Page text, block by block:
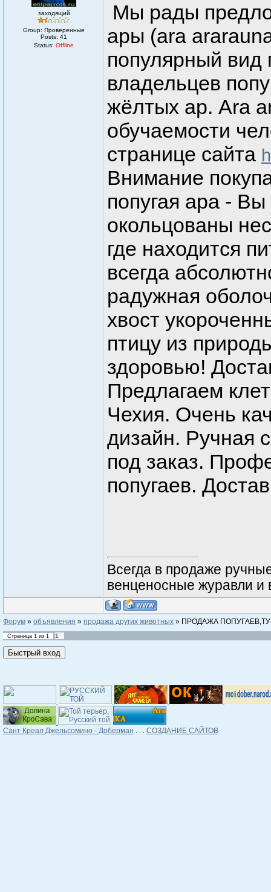
заходящий
Group: Проверенные
Posts: 41
Status: Offline
Мы рады
ары (ara
популярный вид
владельцев
жёлтых ар. Ara
обучаемости
странице сайта
Внимание
попугая ара -
окольцованы
где находится
всегда
радужная
хвост
птицу из
здоровью!
Предлагаем
Чехия. Очень
дизайн. Ручная
под заказ.
попугаев.
Всегда в продаже
венценосные журавли и
Форум » объявления » продажа других животных » ПРОДАЖА
Страница 1 из 1 1
Сант Креал Джельсомино - Доберман СОЗДАНИЕ САЙТОВ